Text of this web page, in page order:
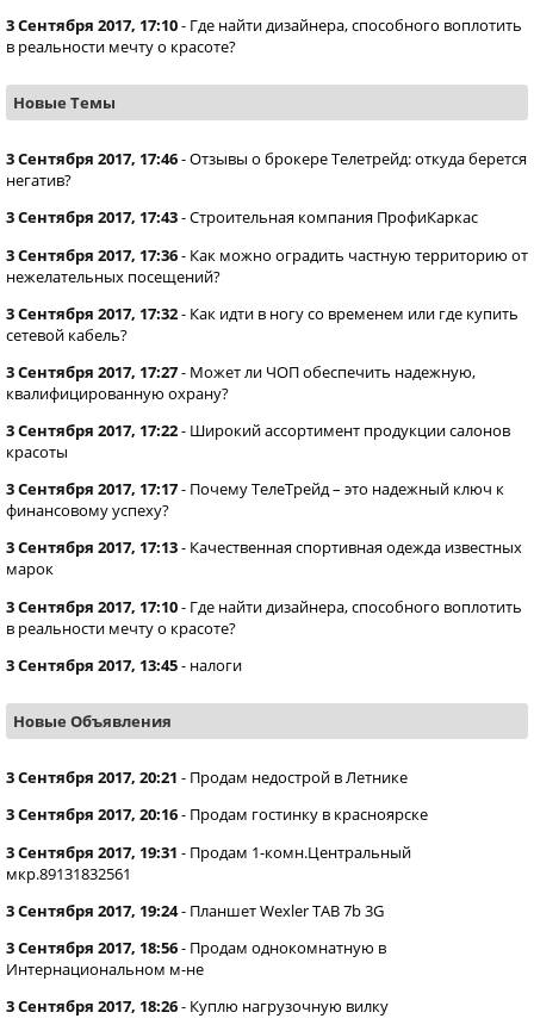
3 Сентября 2017, 17:10- Где найти дизайнера, способного воплотить
в реальности мечту о красоте?
Новые Темы
3 Сентября 2017, 17:46-Отзывы о брокере Телетрейд: откуда берется
негатив?
3 Сентября 2017, 17:43-Строительная компания ПрофиКаркас
3 Сентября 2017, 17:36- Как можно оградить частную территорию от
нежелательных посещений?
3 Сентября 2017, 17:32- Как идти в ногу со временем или где купить
сетевой кабель?
3 Сентября 2017, 17:27- Может ли ЧОП обеспечить надежную,
квалифицированную охрану?
3 Сентября 2017, 17:22- Широкий ассортимент продукции салонов
красоты
3 Сентября 2017, 17:17- Почему ТелеТрейд – это надежный ключ к
финансовому успеху?
3 Сентября 2017, 17:13- Качественная спортивная одежда известных
марок
3 Сентября 2017, 17:10- Где найти дизайнера, способного воплотить
в реальности мечту о красоте?
3 Сентября 2017, 13:45- налоги
Новые Объявления
3 Сентября 2017, 20:21 - Продам недострой в Летнике
3 Сентября 2017, 20:16- Продам гостинку в красноярске
3 Сентября 2017, 19:31 - Продам 1-комн.Центральный
мкр.89131832561
3 Сентября 2017, 19:24- Планшет Wexler TAB 7b 3G
3 Сентября 2017, 18:56- Продам однокомнатную в
Интернациональном м-не
3 Сентября 2017, 18:26- Куплю нагрузочную вилку